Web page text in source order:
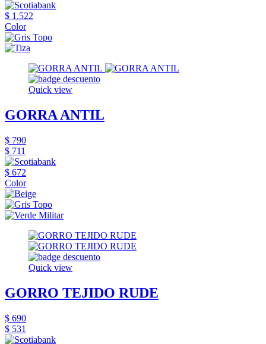
$ 1.522
Color
Quick view
GORRA ANTIL
$ 790
$ 711
$ 672
Color
Quick view
GORRO TEJIDO RUDE
$ 690
$ 531